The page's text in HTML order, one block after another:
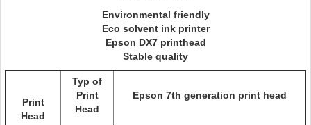
Environmental friendly
Eco solvent ink printer
Epson DX7 printhead
Stable quality
Print
Head
Typ of
Print
Head
Epson 7th generation print head